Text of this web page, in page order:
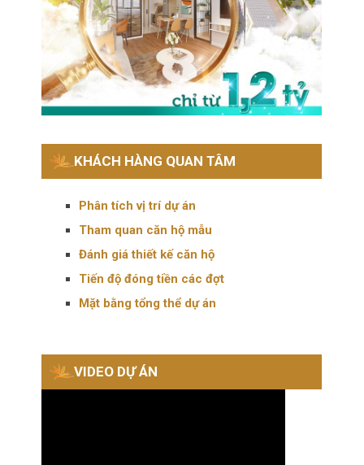
KHÁCH HÀNG QUAN TÂM
Phân tích vị trí dự án
Tham quan căn hộ mẫu
Đánh giá thiết kế căn hộ
Tiến độ đóng tiền các đợt
Mặt bằng tổng thể dự án
VIDEO DỰ ÁN